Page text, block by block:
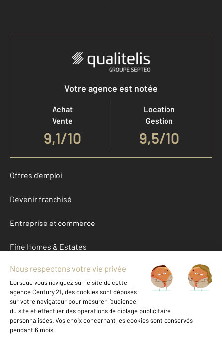
Accéder à mon compte
Votre agence est notée
Achat
Vente
9,1/10
Location
Gestion
9,5/10
Offres d'emploi
Devenir franchisé
Entreprise et commerce
Fine Homes & Estates
À propos
International
Nous contacter